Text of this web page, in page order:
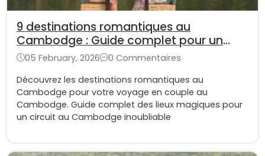
9 destinations romantiques au
Cambodge : Guide complet pour un
voyage en amoureux
05 February, 2026
0 Commentaires
Découvrez les destinations romantiques au
Cambodge pour votre voyage en couple au
Cambodge. Guide complet des lieux magiques pour
un circuit au Cambodge inoubliable